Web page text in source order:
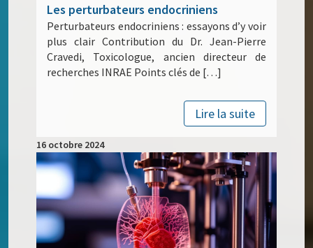
Les perturbateurs endocriniens
Perturbateurs endocriniens : essayons d’y voir
plus clair Contribution du Dr. Jean-Pierre
Cravedi, Toxicologue, ancien directeur de
recherches INRAE Points clés de […]
Lire la suite
16 octobre 2024